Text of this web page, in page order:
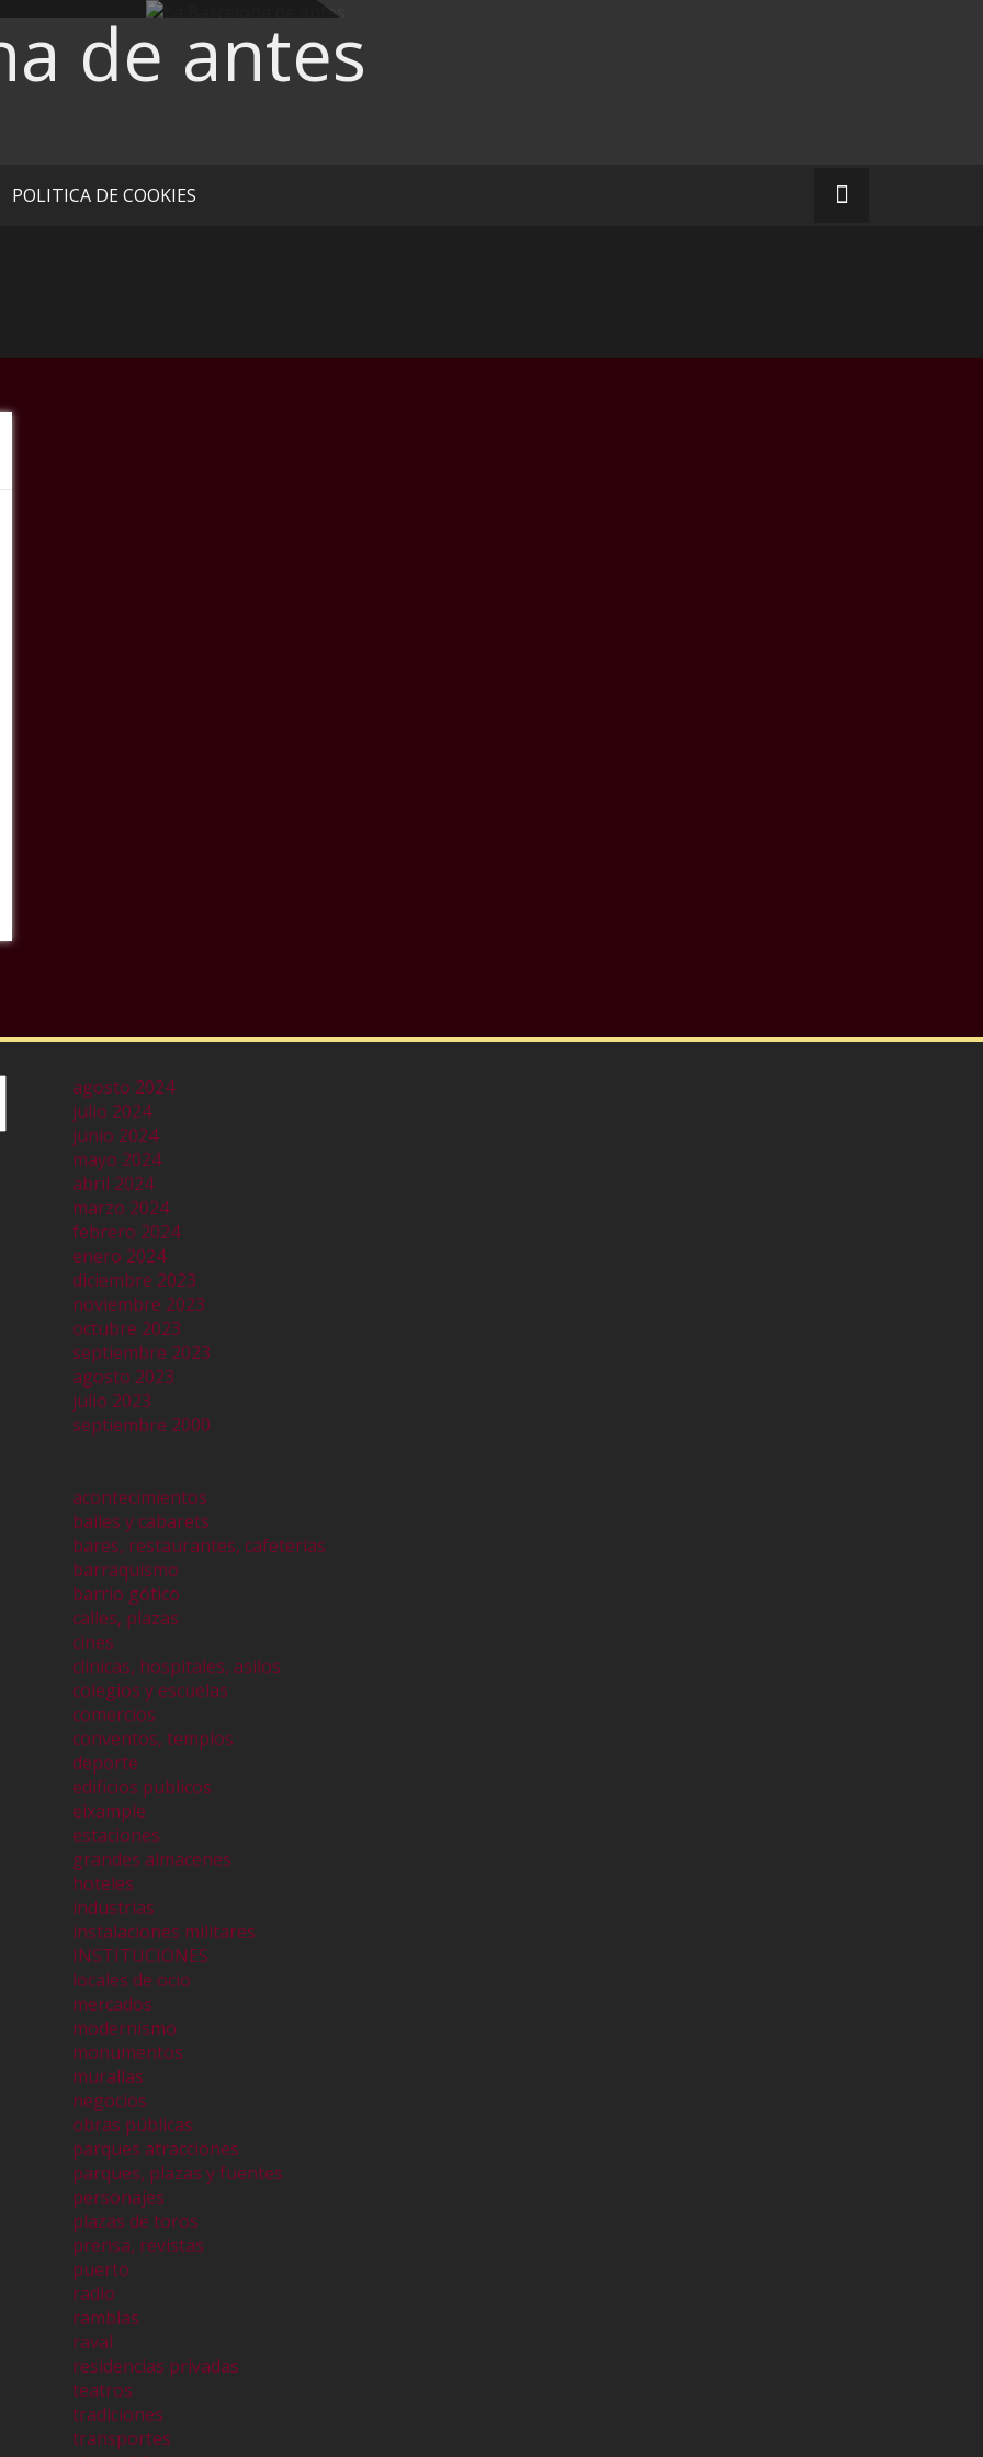
de antes
POLITICA DE COOKIES
agosto 2024
julio 2024
junio 2024
mayo 2024
abril 2024
marzo 2024
febrero 2024
enero 2024
diciembre 2023
noviembre 2023
octubre 2023
septiembre 2023
agosto 2023
julio 2023
septiembre 2000
acontecimientos
bailes y cabarets
bares, restaurantes, cafeterías
barraquismo
barrio gótico
calles, plazas
cines
clinicas, hospitales, asilos
colegios y escuelas
comercios
conventos, templos
deporte
edificios publicos
eixample
estaciones
grandes almacenes
hoteles
industrias
instalaciones militares
INSTITUCIONES
locales de ocio
mercados
modernismo
monumentos
murallas
negocios
obras públicas
parques atracciones
parques, plazas y fuentes
personajes
plazas de toros
prensa, revistas
puerto
radio
ramblas
raval
residencias privadas
teatros
tradiciones
transportes